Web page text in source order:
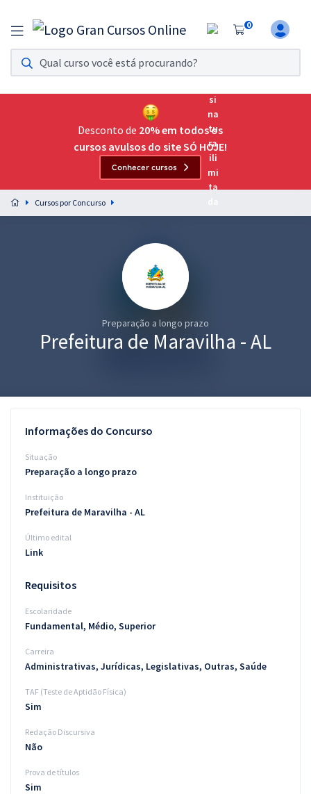
0
Assinatura Ilimitada 11
Acesso a todos os cursos. Teste grátis por 7 dias!
Assinatura OAB Até Passar
Acesso ilimitado a toda preparação para o Exame da
Preparação completa e intensiva para as principais
residências em saúde do Brasil
Graduação
Questões grátis
Blog
Aprovados
Desconto de 20% em todos os
cursos avulsos do site SÓ HOJE!
Conhecer cursos
Cursos por Concurso
Preparação a longo prazo
Prefeitura de Maravilha - AL
Informações do Concurso
Situação
Preparação a longo prazo
Instituição
Prefeitura de Maravilha - AL
Último edital
Link
Requisitos
Escolaridade
Fundamental, Médio, Superior
Carreira
Administrativas, Jurídicas, Legislativas, Outras, Saúde
TAF (Teste de Aptidão Física)
Sim
Redação Discursiva
Não
Prova de títulos
Sim